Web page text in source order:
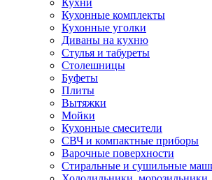
Кухни
Кухонные комплекты
Кухонные уголки
Диваны на кухню
Стулья и табуреты
Столешницы
Буфеты
Плиты
Вытяжки
Мойки
Кухонные смесители
СВЧ и компактные приборы
Варочные поверхности
Стиральные и сушильные